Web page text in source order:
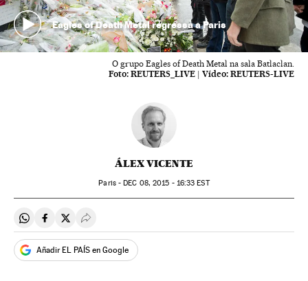
Eagles of Death Metal regressa a Paris
O grupo Eagles of Death Metal na sala Batlaclan.
Foto: REUTERS_LIVE | Vídeo: REUTERS-LIVE
ÁLEX VICENTE
Paris -DEC 08, 2015 - 16:33 EST
Compartir en Whatsapp
Compartir en Facebook
Compartir en Twitter
Desplegar Redes Sociales
Añadir EL PAÍS en Google